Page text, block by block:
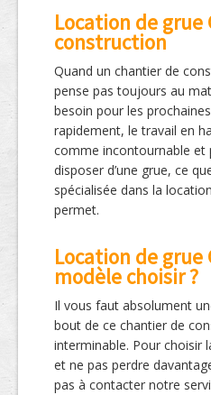
Location de grue
construction
Quand un chantier de
pense pas toujours au
besoin pour les
rapidement, le travail en
comme incontournable et
disposer d’une grue, ce
spécialisée dans la
permet.
Location de grue
modèle choisir ?
Il vous faut absolument
bout de ce chantier de
interminable. Pour choisir
et ne pas perdre
pas à contacter notre